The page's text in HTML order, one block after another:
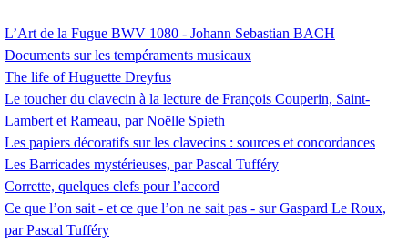
L’Art de la Fugue BWV 1080 - Johann Sebastian BACH
Documents sur les tempéraments musicaux
The life of Huguette Dreyfus
Le toucher du clavecin à la lecture de François Couperin, Saint-
Lambert et Rameau, par Noëlle Spieth
Les papiers décoratifs sur les clavecins : sources et concordances
Les Barricades mystérieuses, par Pascal Tufféry
Corrette, quelques clefs pour l’accord
Ce que l’on sait - et ce que l’on ne sait pas - sur Gaspard Le Roux,
par Pascal Tufféry